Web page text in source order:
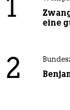
1
eine
2